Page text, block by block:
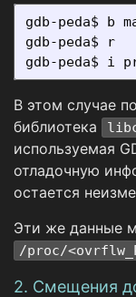
gdb-peda$ b
gdb-peda$
В этом случае
библиотека
используемая
отладочную
остается
Эти же данные
/proc/
2. Смещения